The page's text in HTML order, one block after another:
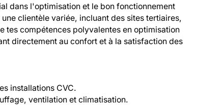
dans l'optimisation et le bon fonctionnement
clientèle variée, incluant des sites tertiaires,
tes compétences polyvalentes en optimisation
directement au confort et à la satisfaction des
installations CVC.
ventilation et climatisation.